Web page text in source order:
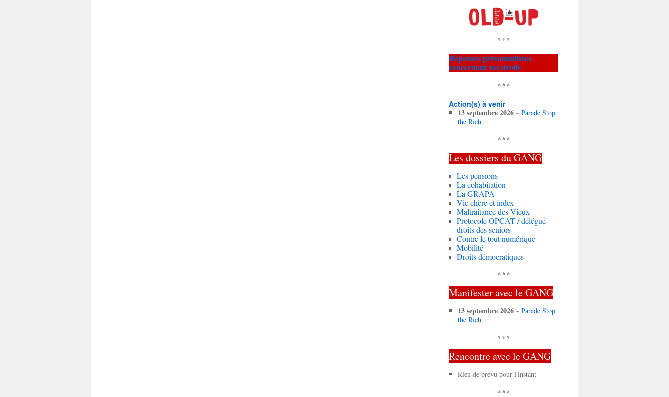
* * *
Réponses personnalisées
concernant vos droits
* * *
Action(s) à venir
13 septembre 2026 –Parade Stop
the Rich
* * *
Les dossiers duGANG
Les pensions
La cohabitation
La GRAPA
Vie chère et index
Maltraitance des Vieux
Protocole OPCAT / délégué
droits des seniors
Contre le tout numérique
Mobilité
Droits démocratiques
* * *
Manifester avec le GANG
13 septembre 2026 –Parade Stop
the Rich
* * *
Rencontre avec le GANG
Rien de prévu pour l'instant
* * *